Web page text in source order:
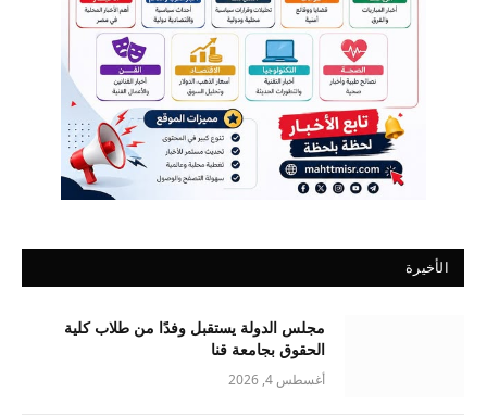
الأخيرة
مجلس الدولة يستقبل وفدًا من طلاب كلية
الحقوق بجامعة قنا
أغسطس 4, 2026